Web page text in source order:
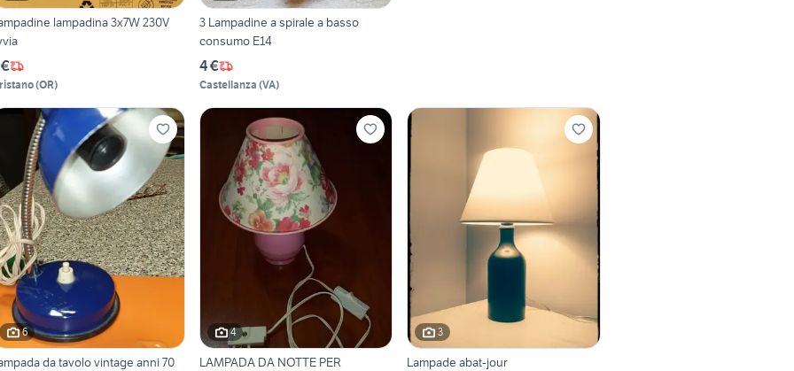
lampadina 3x7W 230V
(OR)
3 Lampadine a spirale a basso
consumo E14
4 €
Castellanza (VA)
6
da tavolo vintage anni 70
4
LAMPADA DA NOTTE PER
3
Lampade abat-jour